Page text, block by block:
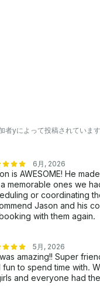
者yによって投稿されています
6月, 2026
is AWESOME! He
memorable ones we
or coordinating
Jason and his
with them again.
5月, 2026
amazing!! Super
fun to spend time with.
and everyone had